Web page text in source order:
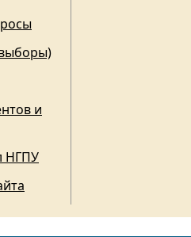
и
НГПУ